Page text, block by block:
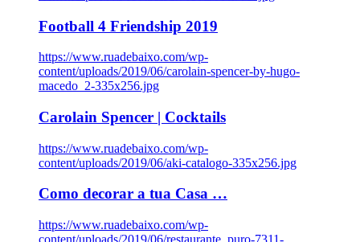
Football 4 Friendship 2019
https://www.ruadebaixo.com/wp-
content/uploads/2019/06/carolain-spencer-by-hugo-
macedo_2-335x256.jpg
Carolain Spencer | Cocktails
https://www.ruadebaixo.com/wp-
content/uploads/2019/06/aki-catalogo-335x256.jpg
Como decorar a tua Casa …
https://www.ruadebaixo.com/wp-